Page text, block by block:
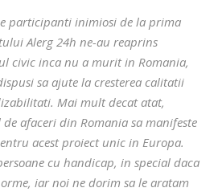
participanti inimiosi de la prima
Alerg 24h ne-au reaprins
civic inca nu a murit in Romania,
sa ajute la cresterea calitatii
Mai mult decat atat,
afaceri din Romania sa manifeste
acest proiect unic in Europa.
cu handicap, in special daca
iar noi ne dorim sa le aratam